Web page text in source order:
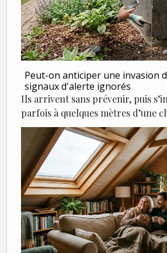
Peut-on anticiper une invasion
signaux d'alerte ignorés
Ils arrivent sans prévenir, puis
parfois à quelques mètres d’une